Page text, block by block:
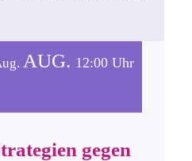
AUG. 12:00 Uhr
gegen